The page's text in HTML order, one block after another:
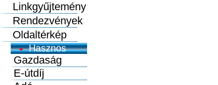
Linkgyűjtemény
Rendezvények
Oldaltérkép